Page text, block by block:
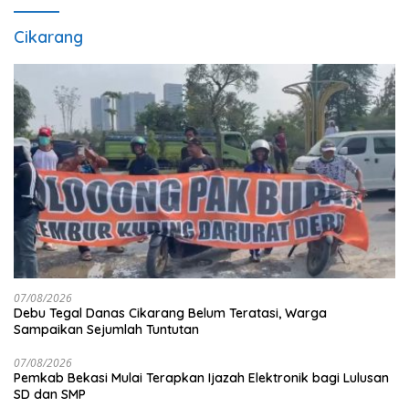
Cikarang
07/08/2026
Debu Tegal Danas Cikarang Belum Teratasi, Warga
Sampaikan Sejumlah Tuntutan
07/08/2026
Pemkab Bekasi Mulai Terapkan Ijazah Elektronik bagi Lulusan
SD dan SMP